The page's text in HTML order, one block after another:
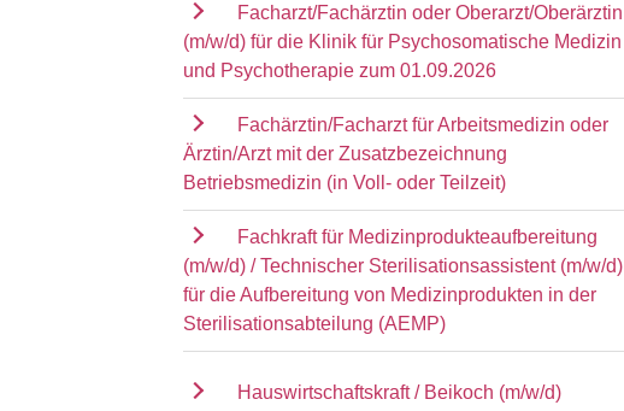
Facharzt/Fachärztin oder Oberarzt/Oberärztin
(m/w/d) für die Klinik für Psychosomatische Medizin
und Psychotherapie zum 01.09.2026
Fachärztin/Facharzt für Arbeitsmedizin oder
Ärztin/Arzt mit der Zusatzbezeichnung
Betriebsmedizin (in Voll- oder Teilzeit)
Fachkraft für Medizinprodukteaufbereitung
(m/w/d) / Technischer Sterilisationsassistent (m/w/d)
für die Aufbereitung von Medizinprodukten in der
Sterilisationsabteilung (AEMP)
Hauswirtschaftskraft / Beikoch (m/w/d)